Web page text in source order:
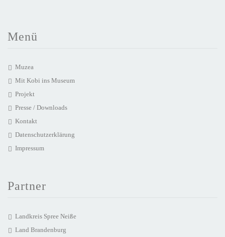
Menü
Muzea
Mit Kobi ins Museum
Projekt
Presse / Downloads
Kontakt
Datenschutzerklärung
Impressum
Partner
Landkreis Spree Neiße
Land Brandenburg